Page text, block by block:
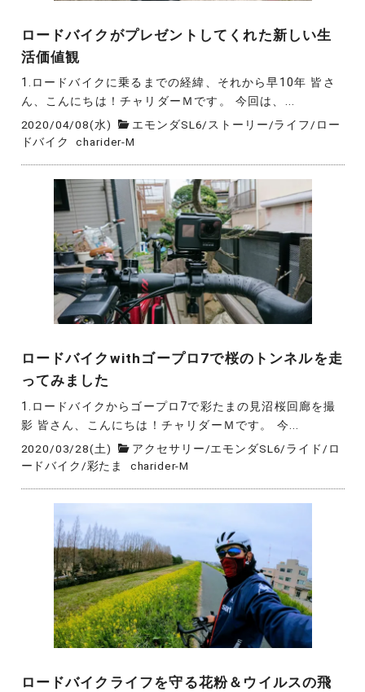
ロードバイクがプレゼントしてくれた新しい生
活価値観
1.ロードバイクに乗るまでの経緯、それから早10年 皆さ
ん、こんにちは！チャリダーＭです。 今回は、...
2020/04/08(水) エモンダSL6/ ストーリー/ライフ/ ロー
ドバイク
charider-M
ロードバイクwithゴープロ7で桜のトンネルを走
ってみました
1.ロードバイクからゴープロ7で彩たまの見沼桜回廊を撮
影 皆さん、こんにちは！チャリダーＭです。 今...
2020/03/28(土) アクセサリー/エモンダSL6/ライド / ロ
ードバイク /彩たま charider-M
ロードバイクライフを守る花粉＆ウイルスの飛